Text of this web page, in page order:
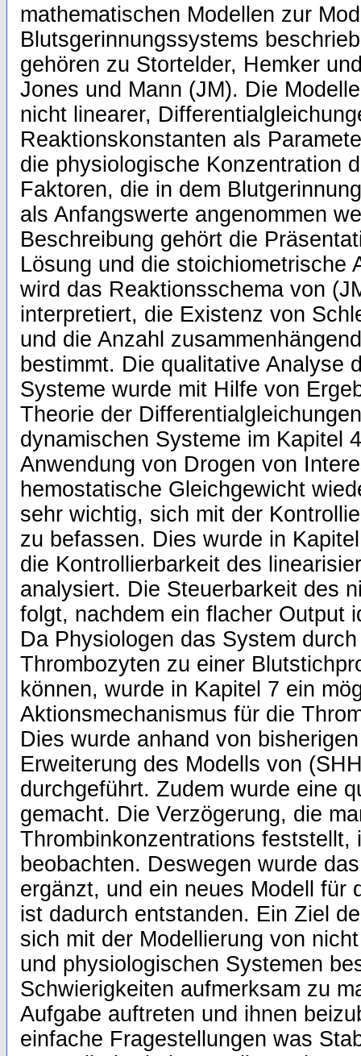
mathematischen Modellen zur
Blutsgerinnungssystems
gehören zu Stortelder, Hemker
Jones und Mann (JM). Die
nicht linearer,
Reaktionskonstanten als
die physiologische Konzentration
Faktoren, die in dem
als Anfangswerte angenommen
Beschreibung gehört die
Lösung und die stoichiometrische
wird das Reaktionsschema von
interpretiert, die Existenz von
und die Anzahl
bestimmt. Die qualitative Analyse
Systeme wurde mit Hilfe von
Theorie der
dynamischen Systeme im Kapitel
Anwendung von Drogen von
hemostatische Gleichgewicht
sehr wichtig, sich mit der
zu befassen. Dies wurde in
die Kontrollierbarkeit des
analysiert. Die Steuerbarkeit des
folgt, nachdem ein flacher Output
Da Physiologen das System
Thrombozyten zu einer
können, wurde in Kapitel 7 ein
Aktionsmechanismus für die
Dies wurde anhand von
Erweiterung des Modells von
durchgeführt. Zudem wurde eine
gemacht. Die Verzögerung, die
Thrombinkonzentrations feststellt,
beobachten. Deswegen wurde
ergänzt, und ein neues Modell für
ist dadurch entstanden. Ein Ziel
sich mit der Modellierung von
und physiologischen Systemen
Schwierigkeiten aufmerksam zu
Aufgabe auftreten und ihnen
einfache Fragestellungen was